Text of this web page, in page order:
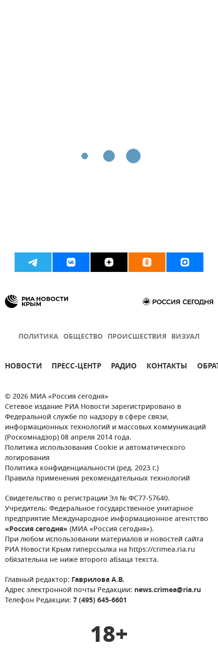
ПОЛИТИКА ОБЩЕСТВО ПРОИСШЕСТВИЯ ВИЗУАЛ
НОВОСТИ ПРЕСС-ЦЕНТР РАДИО КОНТАКТЫ
© 2026 МИА «Россия сегодня»
Сетевое издание РИА Новости зарегистрировано в
Федеральной службе по надзору в сфере связи,
информационных технологий и массовых коммуникаций
(Роскомнадзор) 08 апреля 2014 года.
Политика использования Cookie и автоматического
логирования
Политика конфиденциальности (ред. 2023 г.)
Правила применения рекомендательных технологий
Свидетельство о регистрации Эл № ФС77-57640.
Учредитель: Федеральное государственное унитарное
предприятие Международное информационное агентство
«Россия сегодня» (МИА «Россия сегодня»).
При любом использовании материалов и новостей сайта
РИА Новости Крым гиперссылка на https://crimea.ria.ru
обязательна не ниже второго абзаца текста.
Главный редактор: Гаврилова А.В.
Адрес электронной почты Редакции: news.crimea@ria.ru
Телефон Редакции: 7 (495) 645-6601
18+